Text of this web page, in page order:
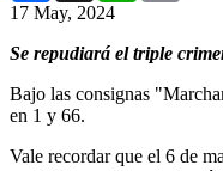
17 May, 2024
Se repudiará el triple
Bajo las consignas
en 1 y 66.
Vale recordar que el 6 de